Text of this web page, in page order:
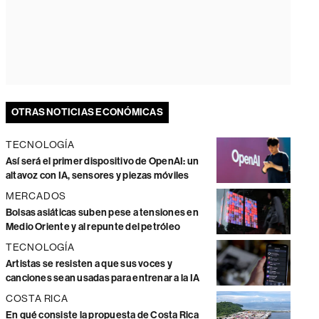
OTRAS NOTICIAS ECONÓMICAS
TECNOLOGÍA
Así será el primer dispositivo de OpenAI: un
altavoz con IA, sensores y piezas móviles
MERCADOS
Bolsas asiáticas suben pese a tensiones en
Medio Oriente y al repunte del petróleo
TECNOLOGÍA
Artistas se resisten a que sus voces y
canciones sean usadas para entrenar a la IA
COSTA RICA
En qué consiste la propuesta de Costa Rica